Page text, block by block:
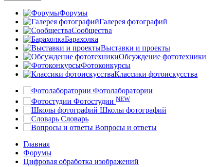
Форумы
Галерея фотографий
Сообщества
Барахолка
Выставки и проекты
Обсуждение фототехники
Фотоконкурсы
Классики фотоискусства
Фотолаборатории
Фотостудии NEW
Школы фотографий
Словарь
Вопросы и ответы
Главная
Форумы
Цифровая обработка изображений